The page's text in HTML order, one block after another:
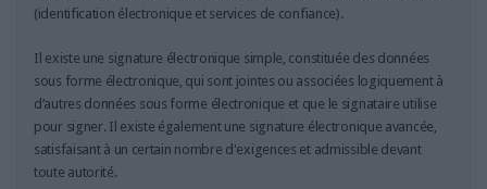
(identification électronique et services de confiance).
Il existe une signature électronique simple, constituée des données
sous forme électronique, qui sont jointes ou associées logiquement à
d’autres données sous forme électronique et que le signataire utilise
pour signer. Il existe également une signature électronique avancée,
satisfaisant à un certain nombre d'exigences et admissible devant
toute autorité.